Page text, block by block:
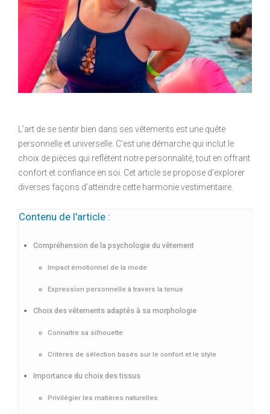
L’art de se sentir bien dans ses vêtements est une quête
personnelle et universelle. C’est une démarche qui inclut le
choix de pièces qui reflètent notre personnalité, tout en offrant
confort et confiance en soi. Cet article se propose d’explorer
diverses façons d’atteindre cette harmonie vestimentaire.
Contenu de l'article :
Compréhension de la psychologie du vêtement
Impact émotionnel de la mode
Expression personnelle à travers la tenue
Choix des vêtements adaptés à sa morphologie
Connaître sa silhouette
Critères de sélection basés sur le confort et le style
Importance du choix des tissus
Privilégier les matières naturelles